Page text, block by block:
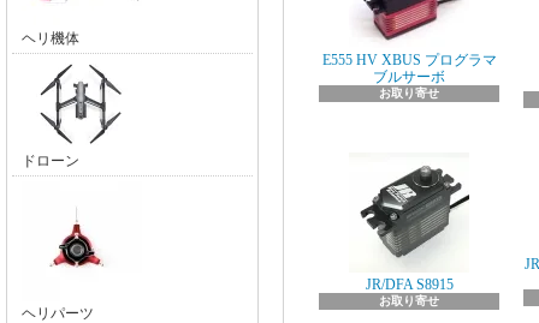
ヘリ機体
ドローン
ヘリパーツ
E555 HV XBUS プログラマ
ブルサーボ
お取り寄せ
JR/DFA S8915
お取り寄せ